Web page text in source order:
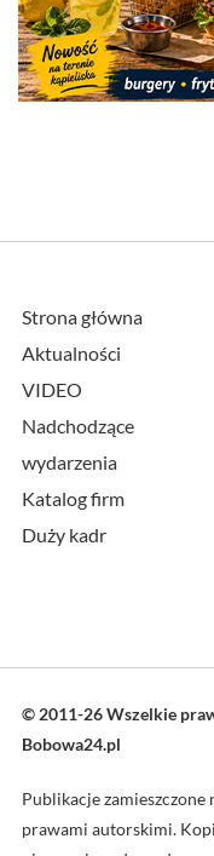
Strona główna
Aktualności
VIDEO
Nadchodzące
wydarzenia
Katalog firm
Duży kadr
© 2011-26 Wszelkie
Bobowa24.pl
Publikacje
prawami autorskimi.